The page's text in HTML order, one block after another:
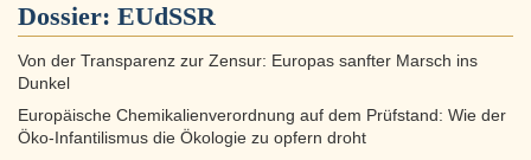
Dossier: EUdSSR
Von der Transparenz zur Zensur: Europas sanfter Marsch ins
Dunkel
Europäische Chemikalienverordnung auf dem Prüfstand: Wie der
Öko-Infantilismus die Ökologie zu opfern droht